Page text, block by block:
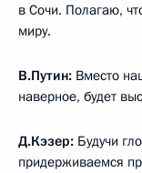
в Сочи. Полагаю,
миру.
В.Путин: Вместо
наверное, будет
Д.Кэзер: Будучи
придерживаемся